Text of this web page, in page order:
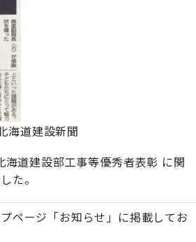
道建設新聞
道建設部工事等優秀者表彰 に関
た。
ページ「お知らせ」に掲載してお